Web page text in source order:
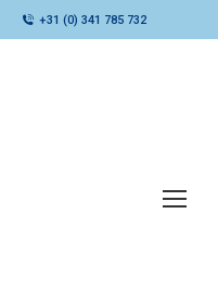
+31 (0) 341 785 732